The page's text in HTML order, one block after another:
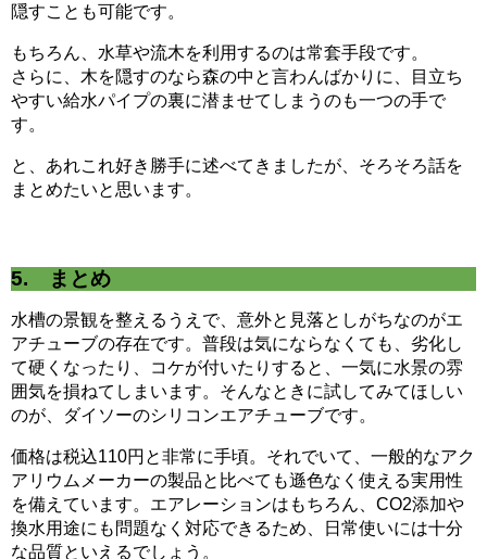
隠すことも可能です。
もちろん、水草や流木を利用するのは常套手段です。
さらに、木を隠すのなら森の中と言わんばかりに、目立ち
やすい給水パイプの裏に潜ませてしまうのも一つの手で
す。
と、あれこれ好き勝手に述べてきましたが、そろそろ話を
まとめたいと思います。
5. まとめ
水槽の景観を整えるうえで、意外と見落としがちなのがエ
アチューブの存在です。普段は気にならなくても、劣化し
て硬くなったり、コケが付いたりすると、一気に水景の雰
囲気を損ねてしまいます。そんなときに試してみてほしい
のが、ダイソーのシリコンエアチューブです。
価格は税込110円と非常に手頃。それでいて、一般的なアク
アリウムメーカーの製品と比べても遜色なく使える実用性
を備えています。エアレーションはもちろん、CO2添加や
換水用途にも問題なく対応できるため、日常使いには十分
な品質といえるでしょう。